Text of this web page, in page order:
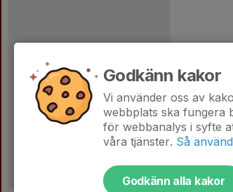
Dela
Godkänn kakor
Vi använder oss av
webbplats ska fungera
för webbanalys i syfte
våra tjänster. Så
Godkänn alla kakor